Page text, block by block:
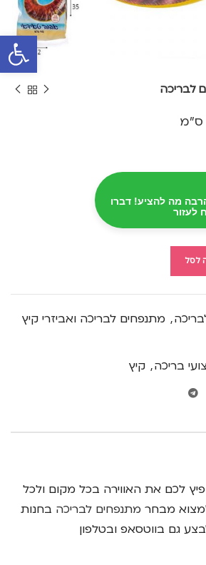
פתח
לבריכה
מה להציע! דברו
לעזור
לסל
, מתנפחים לבריכה ואביזרי קיץ
בריכה, קיץ
לכם את האווירה בכל מקום ולכל
מבחר מתנפחים לבריכה בחנות
גם בווטסאפ ובטלפון